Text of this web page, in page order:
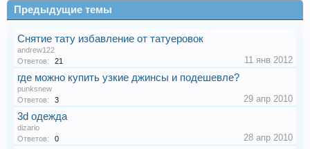
Предыдущие темы
Снятие тату избавление от татуеровок
andrew122
Ответов:
21 11 янв 2012
где можно купить узкие джинсы и подешевле?
punksnew
Ответов:
3 29 апр 2010
3d одежда
dizario
Ответов:
0 28 апр 2010